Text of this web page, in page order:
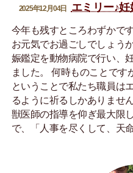
2025年12月04日 エミリー♪妊
今年も残すところわずかで
お元気でお過ごしでしょう
娠鑑定を動物病院で行い、
ました。 何時ものことです
ということで私たち職員は
るように祈るしかありませ
獣医師の指導を仰ぎ最大限
で、「人事を尽くして、天